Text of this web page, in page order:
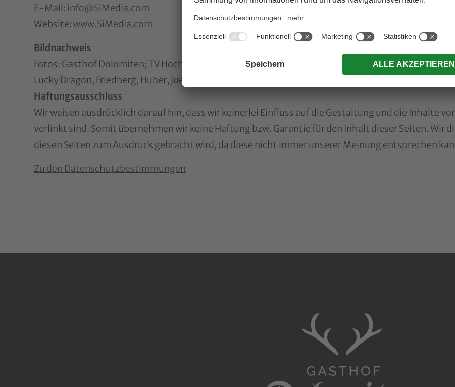
E-Mail: info@SiMedia.com
Website:www.SiMedia.com
Bildnachweis
Fotos: Gasthof Dolomiten; TV Hochpustertal: H. Wisthaler, M. Kottersteger, R. Eder; IDM
Lucky Dragon, Friedberg, Huber, juefraphoto, karepa, babsi_w
Haftungsausschluss
Wir weisen ausdrücklich darauf hin, dass wir keinerlei Einfluss auf die Gestaltung und die Inhalte
verlinkt sind. Somit übernehmen wir keine Haftung bzw. Garantie für den Inhalt dieser Seiten. Wir
diesen Seiten zum Ausdruck gebracht wird, da diese nicht immer unserer Meinung entsprechen
Zu den Datenschutzbestimmungen